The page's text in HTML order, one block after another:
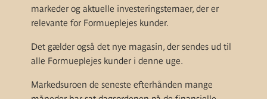
markeder og aktuelle investeringstemaer, der er
relevante for Formueplejes kunder.
Det gælder også det nye magasin, der sendes ud til
alle Formueplejes kunder i denne uge.
Markedsuroen de seneste efterhånden mange